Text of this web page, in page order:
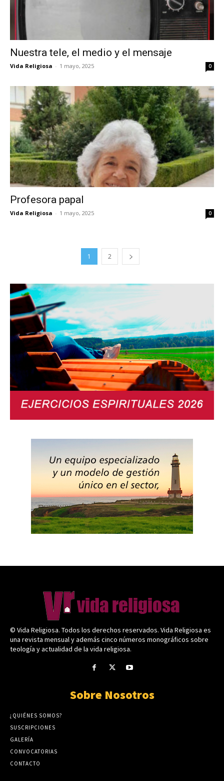
Nuestra tele, el medio y el mensaje
Vida Religiosa - 1 mayo, 2025 0
Profesora papal
Vida Religiosa - 1 mayo, 2025 0
1 2
© Vida Religiosa. Todos los derechos reservados. Vida Religiosa es
una revista mensual y además cinco números monográficos sobre
teología y actualidad de la vida religiosa.
Sobre Nosotros
¿QUIÉNES SOMOS?
SUSCRIPCIONES
GALERÍA
CONVOCATORIAS
CONTACTO